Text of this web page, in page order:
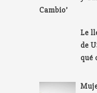
Cambio’
Le
de
qué